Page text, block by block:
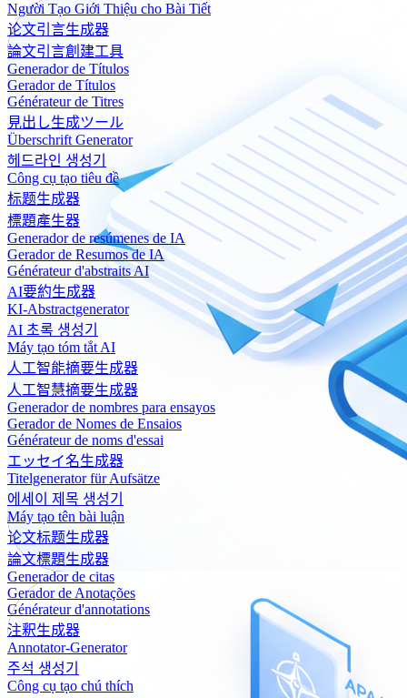
Người Tạo Giới Thiệu cho Bài Tiết
论文引言生成器
論文引言創建工具
Generador de Títulos
Gerador de Títulos
Générateur de Titres
見出し生成ツール
Überschrift Generator
헤드라인 생성기
Công cụ tạo tiêu đề
标题生成器
標題產生器
Generador de resúmenes de IA
Gerador de Resumos de IA
Générateur d'abstraits AI
AI要約生成器
KI-Abstractgenerator
AI 초록 생성기
Máy tạo tóm tắt AI
人工智能摘要生成器
人工智慧摘要生成器
Generador de nombres para ensayos
Gerador de Nomes de Ensaios
Générateur de noms d'essai
エッセイ名生成器
Titelgenerator für Aufsätze
에세이 제목 생성기
Máy tạo tên bài luận
论文标题生成器
論文標題生成器
Generador de citas
Gerador de Anotações
Générateur d'annotations
注釈生成器
Annotator-Generator
주석 생성기
Công cụ tạo chú thích